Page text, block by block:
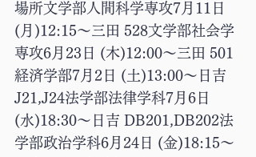
場所文学部人間科学専攻7月11日
(月)12:15〜三田 528文学部社会学
専攻6月23日 (木)12:00〜三田 501
経済学部7月2日 (土)13:00〜日吉
J21,J24法学部法律学科7月6日
(水)18:30〜日吉 DB201,DB202法
学部政治学科6月24日 (金)18:15〜